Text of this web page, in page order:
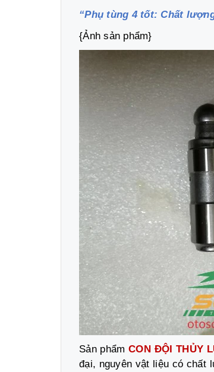
“Phụ tùng 4 tốt: Chất
{Ảnh sản phẩm}
Sản phẩmCON ĐỘI THỦY
đại, nguyên vật liệu có chất